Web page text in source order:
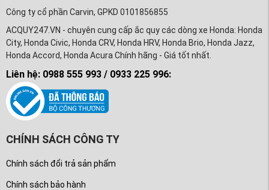
Công ty cổ phần Carvin, GPKD 0101856855
ACQUY247.VN - chuyên cung cấp ắc quy các dòng xe Honda: Honda
City, Honda Civic, Honda CRV, Honda HRV, Honda Brio, Honda Jazz,
Honda Accord, Honda Acura Chính hãng - Giá tốt nhất.
Liên hệ: 0988 555 993 / 0933 225 996:
CHÍNH SÁCH CÔNG TY
Chính sách đổi trả sản phẩm
Chính sách bảo hành